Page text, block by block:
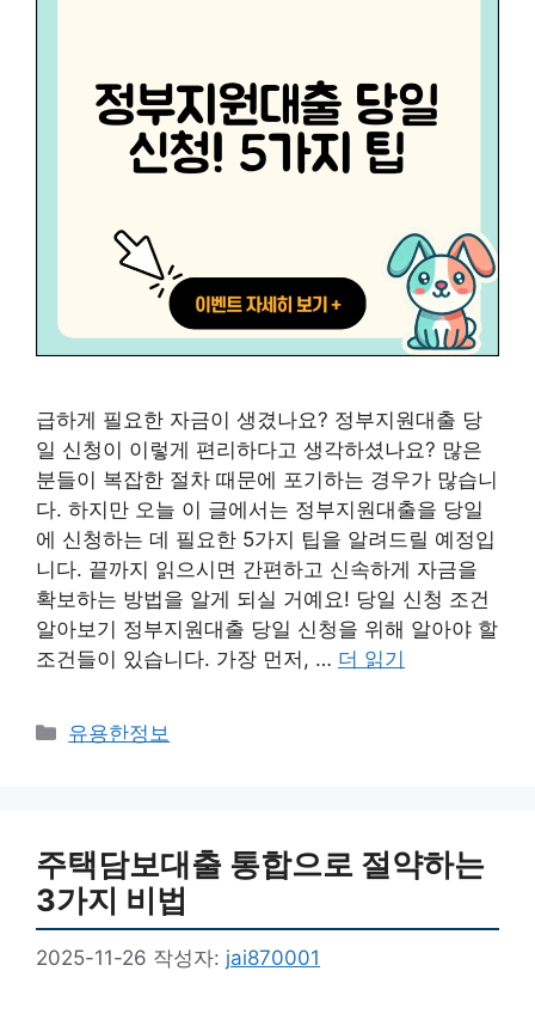
급하게 필요한 자금이 생겼나요? 정부지원대출 당
일 신청이 이렇게 편리하다고 생각하셨나요? 많은
분들이 복잡한 절차 때문에 포기하는 경우가 많습니
다. 하지만 오늘 이 글에서는 정부지원대출을 당일
에 신청하는 데 필요한 5가지 팁을 알려드릴 예정입
니다. 끝까지 읽으시면 간편하고 신속하게 자금을
확보하는 방법을 알게 되실 거예요! 당일 신청 조건
알아보기 정부지원대출 당일 신청을 위해 알아야 할
조건들이 있습니다. 가장 먼저, … 더 읽기
카
유용한정보
주택담보대출 통합으로 절약하는
3가지 비법
2025-11-26 작성자: jai870001